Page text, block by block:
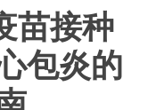
苗接种
包炎的